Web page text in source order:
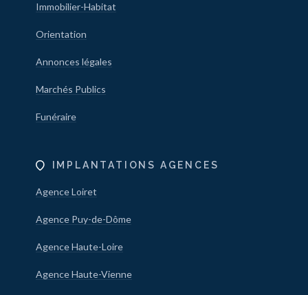
Immobilier-Habitat
Orientation
Annonces légales
Marchés Publics
Funéraire
IMPLANTATIONS AGENCES
Agence Loiret
Agence Puy-de-Dôme
Agence Haute-Loire
Agence Haute-Vienne